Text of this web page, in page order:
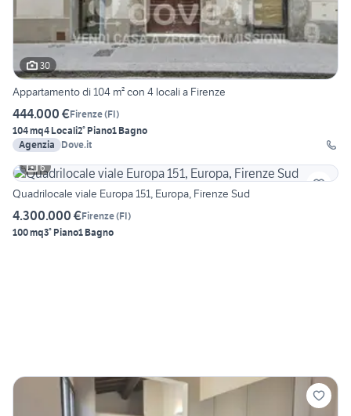
30
Appartamento di 104 m² con 4 locali a Firenze
444.000 €Firenze(FI)
104 mq4 Locali2° Piano1 Bagno
Agenzia
Dove.it
6
Quadrilocale viale Europa 151, Europa, Firenze Sud
4.300.000 €Firenze(FI)
100 mq3° Piano1 Bagno